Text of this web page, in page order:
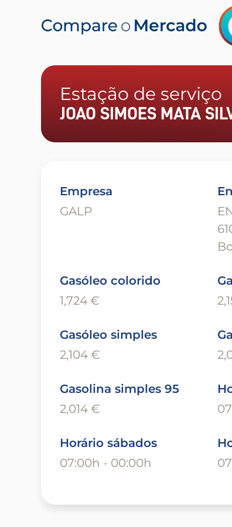
Estação de serviço
JOAO SIMOES MATA
Empresa
GALP
Gasóleo colorido
1,724 €
Gasóleo simples
2,104 €
Gasolina simples 95
2,014 €
Horário sábados
07:00h - 00:00h